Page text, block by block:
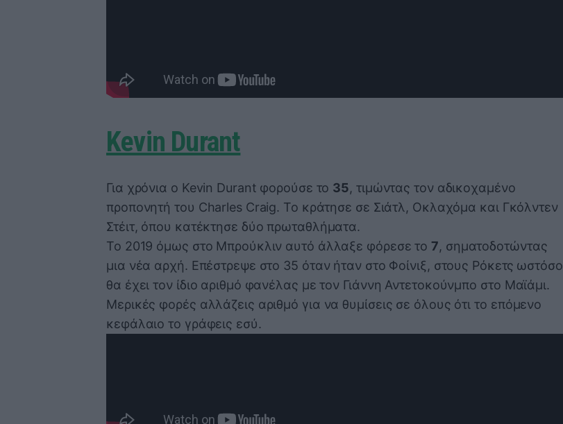
Kevin Durant
Για χρόνια ο Kevin Durant φορούσε το 35, τιμώντας τον αδικοχαμένο
προπονητή του Charles Craig. Το κράτησε σε Σιάτλ, Οκλαχόμα και Γκόλντεν
Στέιτ, όπου κατέκτησε δύο πρωταθλήματα.
Το 2019 όμως στο Μπρούκλιν αυτό άλλαξε φόρεσε το 7, σηματοδοτώντας
μια νέα αρχή. Επέστρεψε στο 35 όταν ήταν στο Φοίνιξ, στους Ρόκετς ωστόσο
θα έχει τον ίδιο αριθμό φανέλας με τον Γιάννη Αντετοκούνμπο στο Μαϊάμι.
Μερικές φορές αλλάζεις αριθμό για να θυμίσεις σε όλους ότι το επόμενο
κεφάλαιο το γράφεις εσύ.